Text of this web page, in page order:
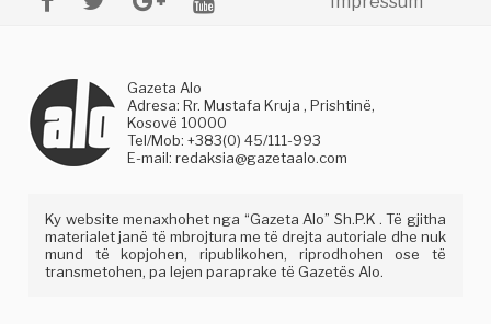
Gazeta Alo
Adresa: Rr. Mustafa Kruja , Prishtinë,
Kosovë 10000
Tel/Mob: +383(0) 45/111-993
E-mail:redaksia@gazetaalo.com
Ky website menaxhohet nga “Gazeta Alo” Sh.P.K . Të gjitha
materialet janë të mbrojtura me të drejta autoriale dhe nuk
mund të kopjohen, ripublikohen, riprodhohen ose të
transmetohen, pa lejen paraprake të Gazetës Alo.